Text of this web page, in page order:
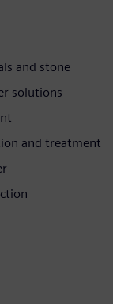
and stone
solutions
and treatment